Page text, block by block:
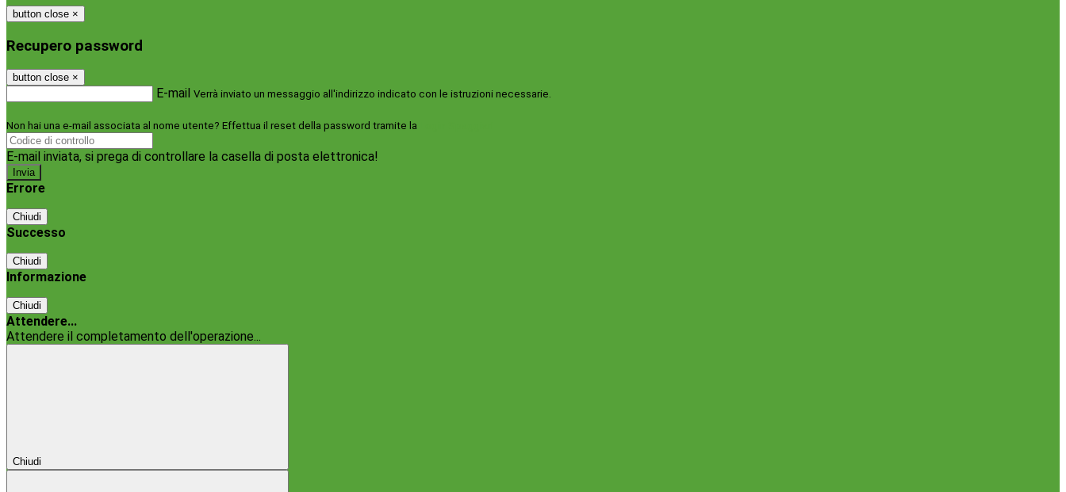
button close ×
Recupero password
button close ×
E-mail Verrà inviato un messaggio all'indirizzo indicato con le istruzioni necessarie.
Non hai una e-mail associata al nome utente? Effettua il reset della password tramite la
E-mail inviata, si prega di controllare la casella di posta elettronica!
Errore
Chiudi
Successo
Chiudi
Informazione
Chiudi
Attendere...
Attendere il completamento dell'operazione...
Chiudi